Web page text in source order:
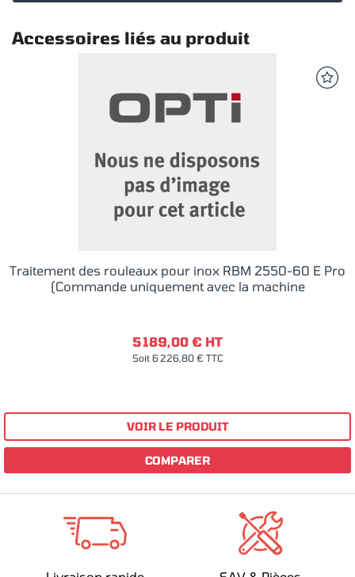
Accessoires liés au produit
Traitement des rouleaux pour inox RBM 2550-60 E Pro
(Commande uniquement avec la machine
5 189,00 € HT
Soit 6 226,80 € TTC
VOIR LE PRODUIT
COMPARER